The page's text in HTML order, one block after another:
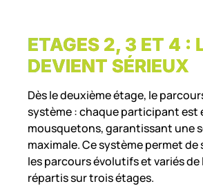
ETAGES 2, 3 ET 4 :
DEVIENT SÉRIEUX
Dès le deuxième étage, le
système : chaque participant est
mousquetons, garantissant une
maximale. Ce système permet de
les parcours évolutifs et variés de
répartis sur trois étages.